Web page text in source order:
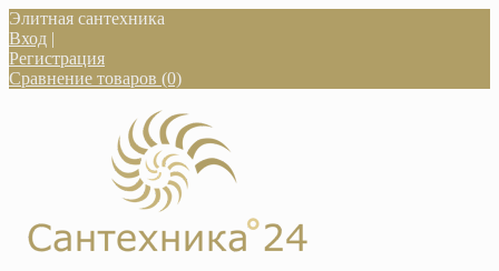
Элитная сантехника
Вход |
Регистрация
Сравнение товаров (0)